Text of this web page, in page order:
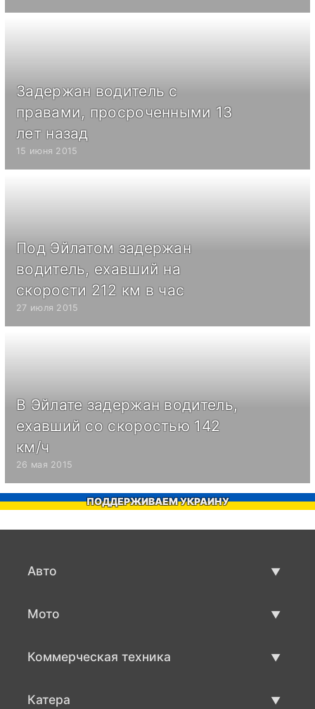
Задержан водитель с
правами, просроченными 13
лет назад
15 июня 2015
Под Эйлатом задержан
водитель, ехавший на
скорости 212 км в час
27 июля 2015
В Эйлате задержан водитель,
ехавший со скоростью 142
км/ч
26 мая 2015
ПОДДЕРЖИВАЕМ УКРАИНУ
Авто
Мото
Коммерческая техника
Катера